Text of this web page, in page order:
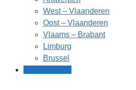
West – Vlaanderen
Oost – Vlaanderen
Vlaams – Brabant
Limburg
Brussel